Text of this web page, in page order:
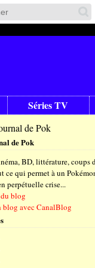
Séries TV
de Pok
BD, littérature, coups
ce qui permet à un
perpétuelle crise...
blog
blog avec CanalBlog